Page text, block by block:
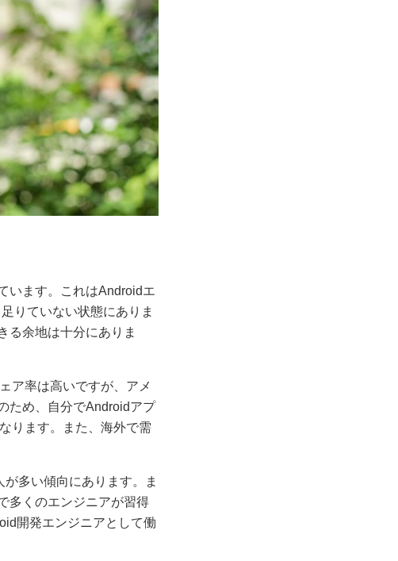
います。これはAndroidエ
りていない状態にありま
る余地は十分にありま
ア率は高いですが、アメ
ため、自分でAndroidアプ
ります。また、海外で需
多い傾向にあります。ま
多くのエンジニアが習得
開発エンジニアとして働